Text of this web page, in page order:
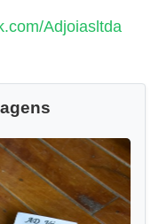
Adjoiasltda